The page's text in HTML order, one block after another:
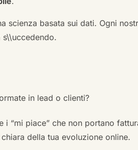
scienza basata sui dati. Ogni
in lead o clienti?
“mi piace” che non portano
della tua evoluzione online.